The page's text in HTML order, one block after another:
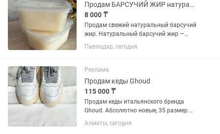
Продам БАРСУЧИЙ ЖИР натуральный
8 000 ₸
Продам свежий натуральный барсучий
жир. Натуральный барсучий жир —
проверенное средство для здоровья
всей семьи. Помогает при кашле,
иммунитет, ускоряет восстановление...
Павлодар, сегодня
Реклама
Продам кеды Ghoud
115 000 ₸
Продам кеды итальянского бренда
Ghoud. Абсолютно новые, 35 размер.
Покупала за 302 евро в Милане
(примерно 165 000 тенге), отдам за 115
Алматы, сегодня